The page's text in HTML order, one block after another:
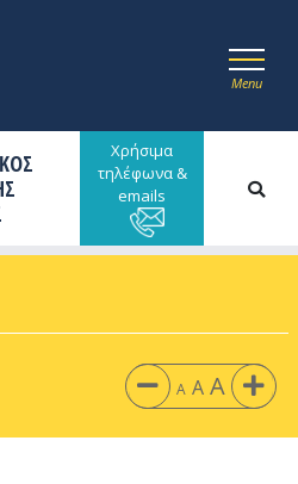
Menu
Χρήσιμα
τηλέφωνα &
emails
A A A